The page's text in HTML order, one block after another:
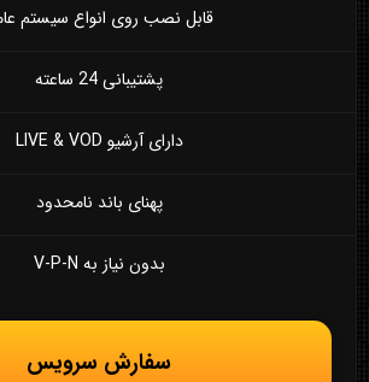
قابل نصب روی انواع سیستم
پشتیبانی 24 ساعته
دارای آرشیو LIVE & VOD
پهنای باند نامحدود
بدون نیاز به V-P-N
سفارش سرویس